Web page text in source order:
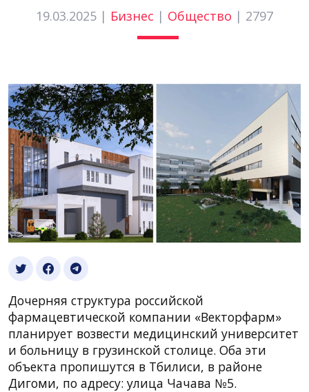
19.03.2025 | Бизнес | Общество | 2797
Дочерняя структура российской
фармацевтической компании «Векторфарм»
планирует возвести медицинский университет
и больницу в грузинской столице. Оба эти
объекта пропишутся в Тбилиси, в районе
Дигоми, по адресу: улица Чачава №5.